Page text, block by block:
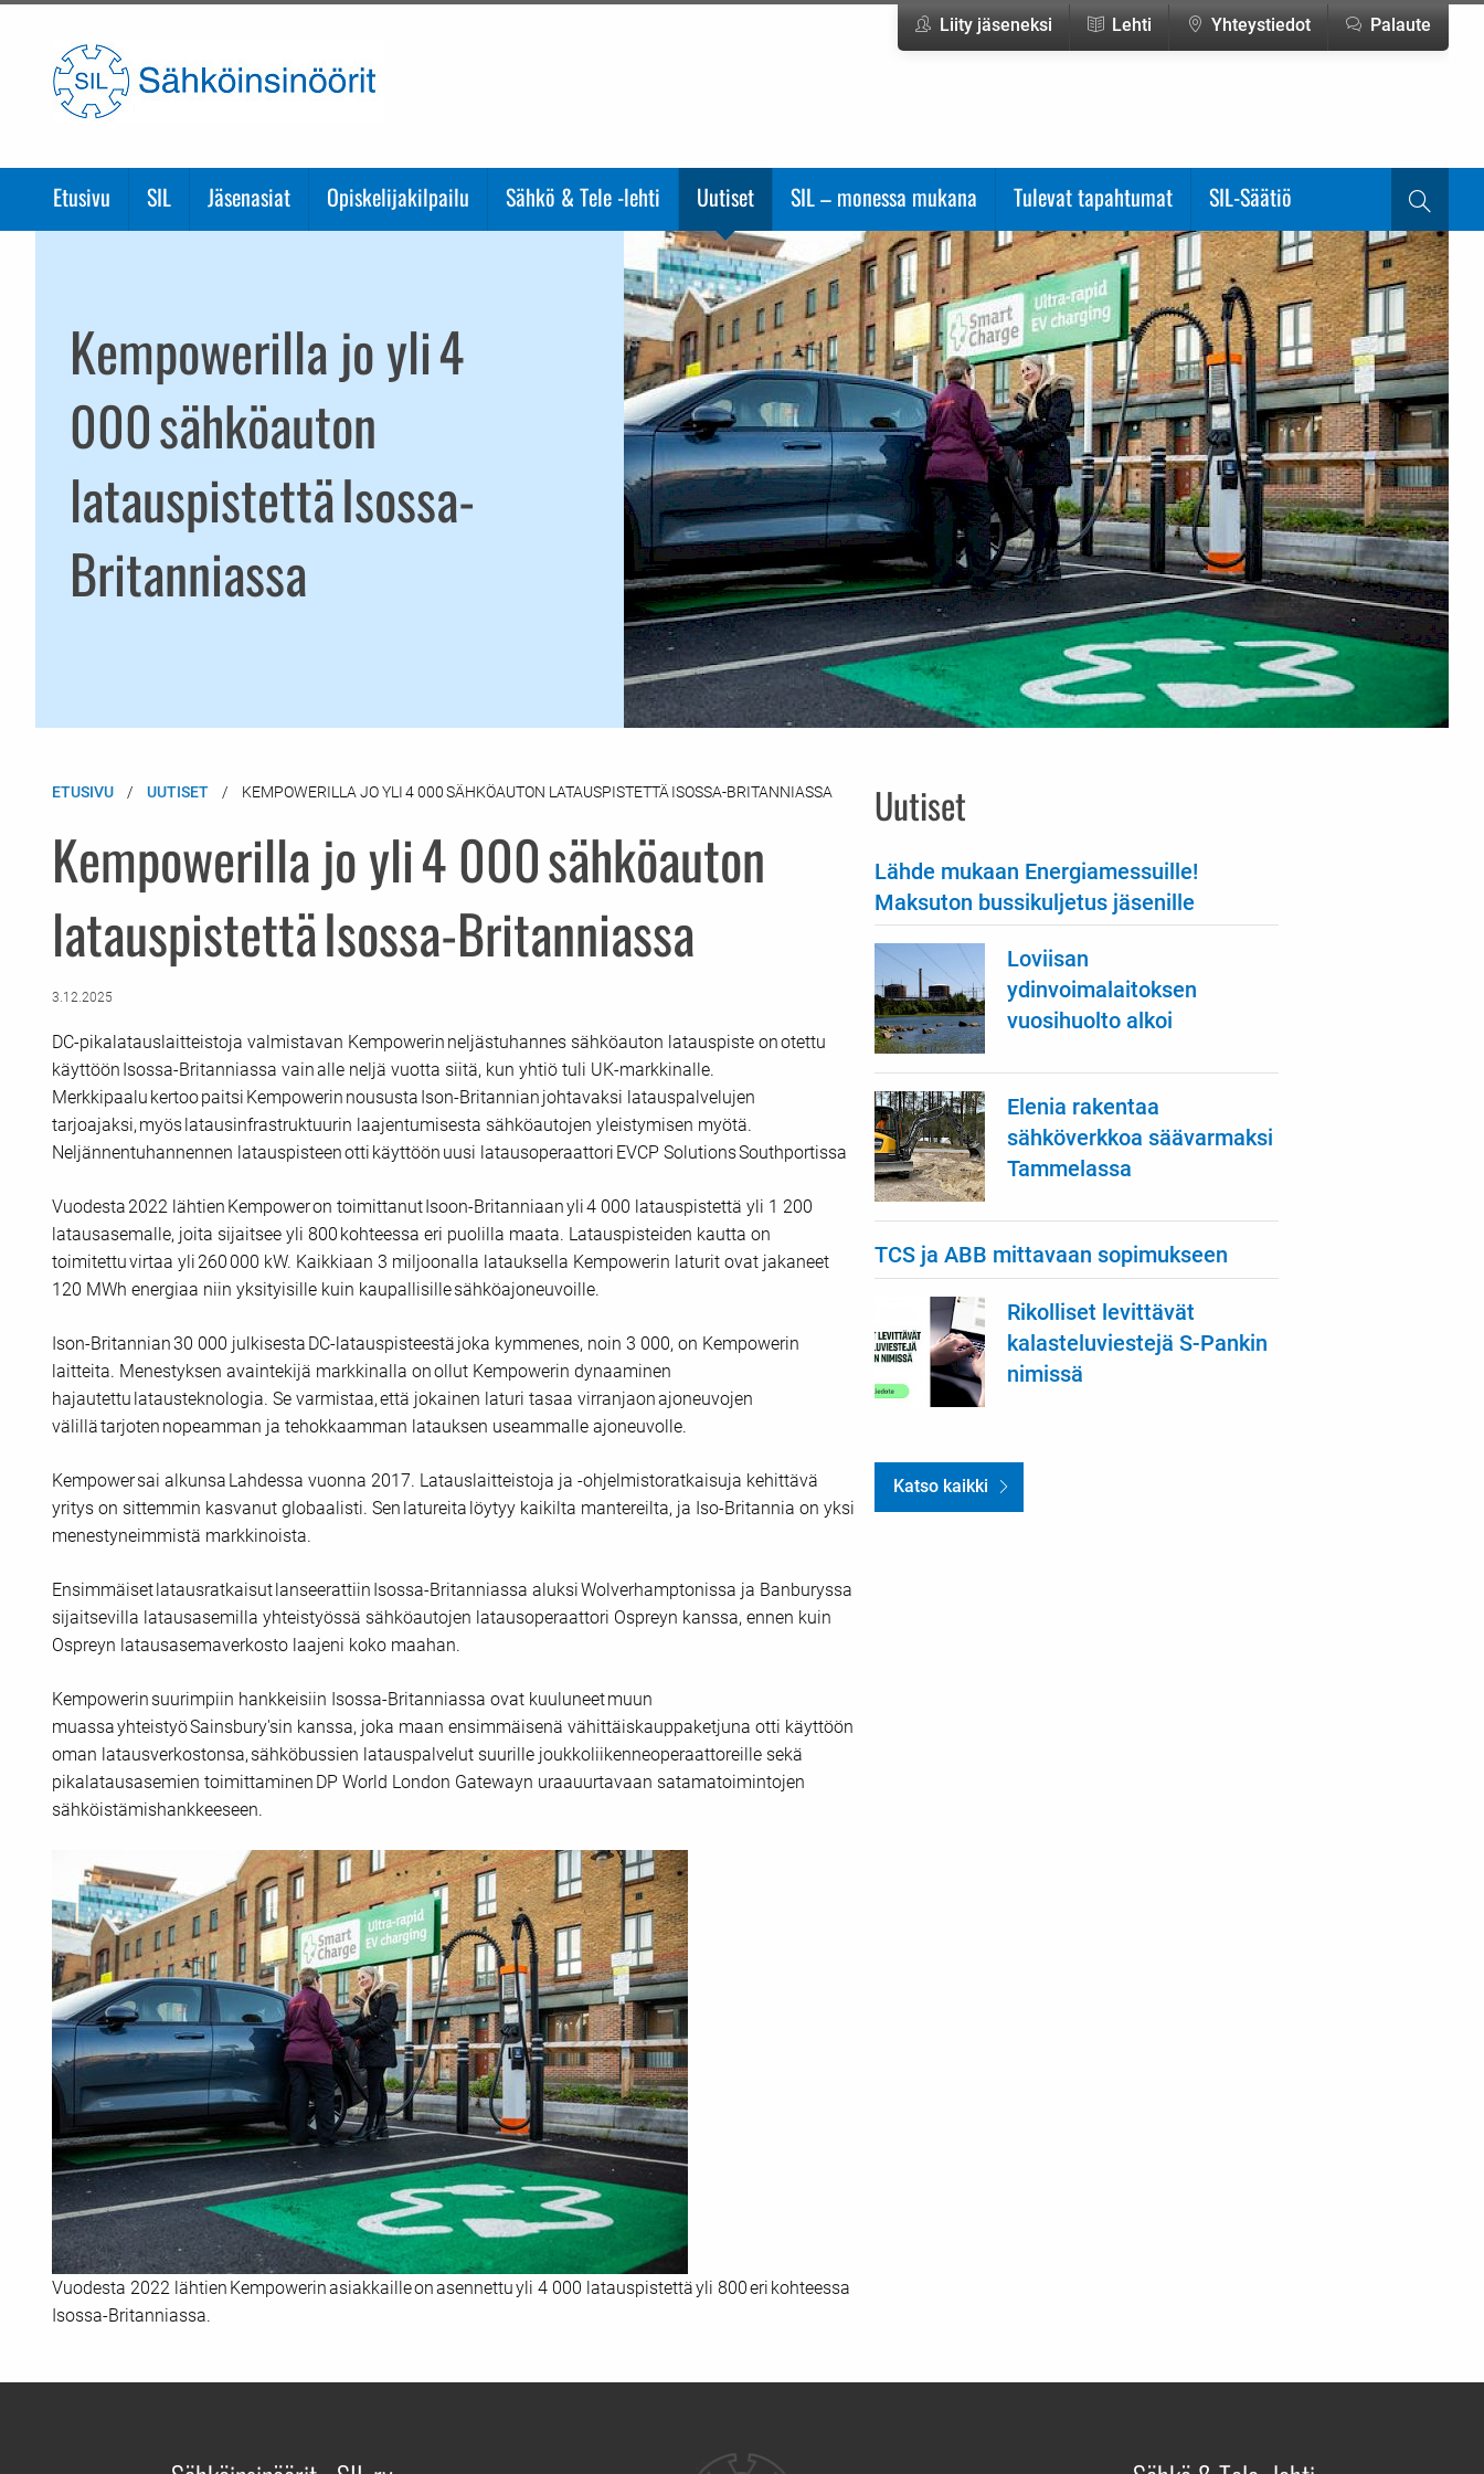
Liity jäseneksi Lehti Yhteystiedot
Palaute
Etusivu SIL Jäsenasiat Opiskelijakilpailu Sähkö & Tele -lehti Uutiset SIL – monessa mukana Tulevat tapahtumat SIL-Säätiö Haku
Kempowerilla jo yli 4
000 sähköauton
latauspistettä Isossa-
Britanniassa
ETUSIVU UUTISET KEMPOWERILLA JO YLI 4 000 SÄHKÖAUTON LATAUSPISTETTÄ ISOSSA-BRITANNIASSA
Kempowerilla jo yli 4 000 sähköauton
latauspistettä Isossa-Britanniassa
3.12.2025
DC-pikalatauslaitteistoja valmistavan Kempowerin neljästuhannes sähköauton latauspiste on otettu
käyttöön Isossa-Britanniassa vain alle neljä vuotta siitä, kun yhtiö tuli UK-markkinalle.
Merkkipaalu kertoo paitsi Kempowerin noususta Ison-Britannian johtavaksi latauspalvelujen
tarjoajaksi, myös latausinfrastruktuurin laajentumisesta sähköautojen yleistymisen myötä.
Neljännentuhannennen latauspisteen otti käyttöön uusi latausoperaattori EVCP Solutions Southportissa
Vuodesta 2022 lähtien Kempower on toimittanut Isoon-Britanniaan yli 4 000 latauspistettä yli 1 200
latausasemalle, joita sijaitsee yli 800 kohteessa eri puolilla maata. Latauspisteiden kautta on
toimitettu virtaa yli 260 000 kW. Kaikkiaan 3 miljoonalla latauksella Kempowerin laturit ovat jakaneet
120 MWh energiaa niin yksityisille kuin kaupallisille sähköajoneuvoille.
Ison-Britannian 30 000 julkisesta DC-latauspisteestä joka kymmenes, noin 3 000, on Kempowerin
laitteita. Menestyksen avaintekijä markkinalla on ollut Kempowerin dynaaminen
hajautettu latausteknologia. Se varmistaa, että jokainen laturi tasaa virranjaon ajoneuvojen
välillä tarjoten nopeamman ja tehokkaamman latauksen useammalle ajoneuvolle.
Kempower sai alkunsa Lahdessa vuonna 2017. Latauslaitteistoja ja -ohjelmistoratkaisuja kehittävä
yritys on sittemmin kasvanut globaalisti. Sen latureita löytyy kaikilta mantereilta, ja Iso-Britannia on yksi
menestyneimmistä markkinoista.
Ensimmäiset latausratkaisut lanseerattiin Isossa-Britanniassa aluksi Wolverhamptonissa ja Banburyssa
sijaitsevilla latausasemilla yhteistyössä sähköautojen latausoperaattori Ospreyn kanssa, ennen kuin
Ospreyn latausasemaverkosto laajeni koko maahan.
Kempowerin suurimpiin hankkeisiin Isossa-Britanniassa ovat kuuluneet muun
muassa yhteistyö Sainsbury'sin kanssa, joka maan ensimmäisenä vähittäiskauppaketjuna otti käyttöön
oman latausverkostonsa, sähköbussien latauspalvelut suurille joukkoliikenneoperaattoreille sekä
pikalatausasemien toimittaminen DP World London Gatewayn uraauurtavaan satamatoimintojen
sähköistämishankkeeseen.
Vuodesta 2022 lähtien Kempowerin asiakkaille on asennettu yli 4 000 latauspistettä yli 800 eri kohteessa
Isossa-Britanniassa.
Uutiset
Lähde mukaan Energiamessuille!
Maksuton bussikuljetus jäsenille
Loviisan
ydinvoimalaitoksen
vuosihuolto alkoi
Elenia rakentaa
sähköverkkoa säävarmaksi
Tammelassa
TCS ja ABB mittavaan sopimukseen
Rikolliset levittävät
kalasteluviestejä S-Pankin
nimissä
Katso kaikki